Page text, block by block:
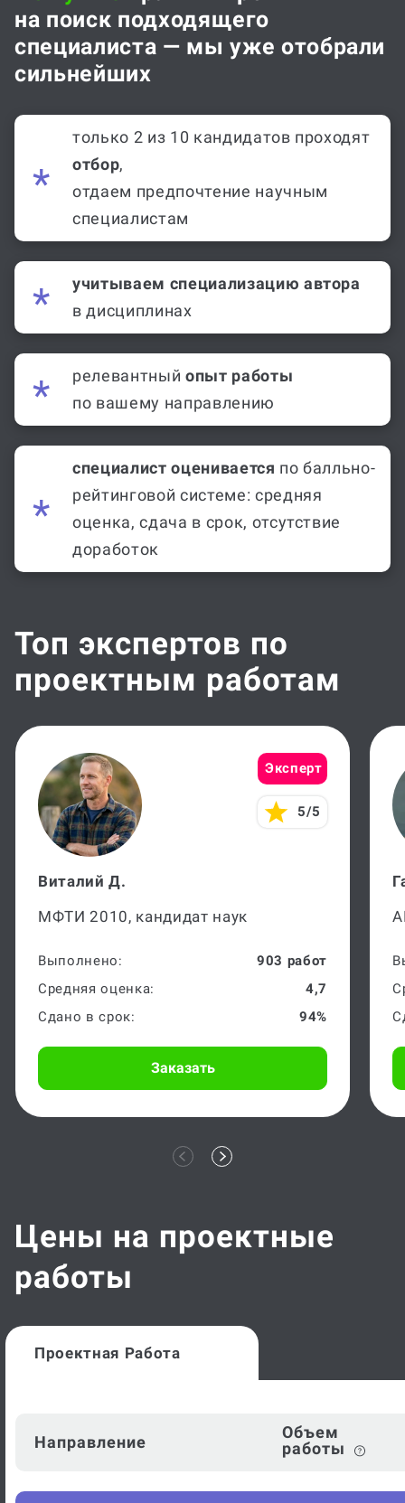
на поиск подходящего
специалиста — мы уже отобрали
сильнейших
только 2 из 10 кандидатов проходят
отбор,
отдаем предпочтение научным
специалистам
учитываем специализацию автора
в дисциплинах
релевантный опыт работы
по вашему направлению
специалист оценивается по балльно-
рейтинговой системе: средняя
оценка, сдача в срок, отсутствие
доработок
Топ экспертов по
проектным работам
Эксперт
5/5
Виталий Д.
МФТИ 2010, кандидат наук
Выполнено:
903 работ
Средняя оценка:
4,7
Сдано в срок:
94%
Заказать
Цены на проектные
работы
Проектная Работа
Направление
Объем
работы